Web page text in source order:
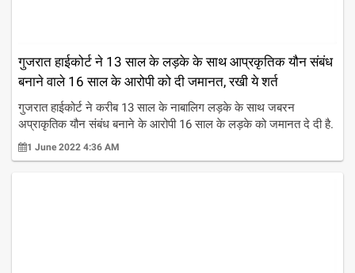
गुजरात हाईकोर्ट ने 13 साल के लड़के के साथ आप्रकृतिक यौन संबंध
बनाने वाले 16 साल के आरोपी को दी जमानत, रखी ये शर्त
गुजरात हाईकोर्ट ने करीब 13 साल के नाबालिग लड़के के साथ जबरन
अप्राकृतिक यौन संबंध बनाने के आरोपी 16 साल के लड़के को जमानत दे दी है.
1 June 2022 4:36 AM